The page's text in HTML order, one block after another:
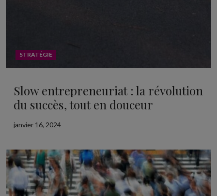
STRATÉGIE
Slow entrepreneuriat : la révolution
du succès, tout en douceur
janvier 16, 2024